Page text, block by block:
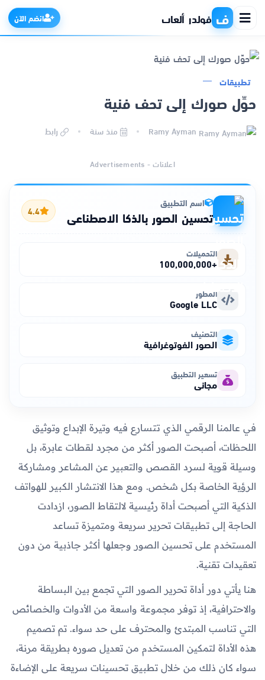
ف فولدر ألعاب انضم الآن
التطبيقات
ذكاء اصطناعي
تطبيقات
حوِّل صورك إلى تحف فنية
منذ سنة رابط
اعلانات - Advertisements
اسم التطبيق
تحسين الصور بالذكا الاصطناعي 4.4
التحميلات
+100,000,000
المطور
Google LLC
التصنيف
الصور الفوتوغرافية
تسعير التطبيق
مجاني
في عالمنا الرقمي الذي تتسارع فيه وتيرة الإبداع وتوثيق
اللحظات، أصبحت الصور أكثر من مجرد لقطات عابرة، بل
وسيلة قوية لسرد القصص والتعبير عن المشاعر ومشاركة
الرؤية الخاصة بكل شخص. ومع هذا الانتشار الكبير للهواتف
الذكية التي أصبحت أداة رئيسية لالتقاط الصور، ازدادت
الحاجة إلى تطبيقات تحرير سريعة ومتميزة تساعد
المستخدم على تحسين الصور وجعلها أكثر جاذبية من دون
تعقيدات تقنية.
هنا يأتي دور أداة تحرير الصور التي تجمع بين البساطة
والاحترافية، إذ توفر مجموعة واسعة من الأدوات والخصائص
التي تناسب المبتدئ والمحترف على حد سواء. تم تصميم
هذه الأداة لتمكين المستخدم من تعديل صوره بطريقة مرنة،
سواء كان ذلك من خلال تطبيق تحسينات سريعة على الإضاءة